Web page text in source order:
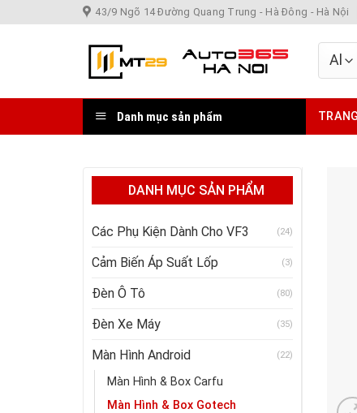
to
43/9 Ngõ 14 Đường Quang Trung - Hà Đông - Hà Nội
Danh mục sản phẩm
DANH MỤC SẢN PHẨM
Các Phụ Kiện Dành Cho VF3 (24)
Cảm Biến Áp Suất Lốp (3)
Đèn Ô Tô (80)
Đèn Xe Máy (35)
Màn Hình Android (22)
Màn Hình & Box Carfu
Màn Hình & Box Gotech